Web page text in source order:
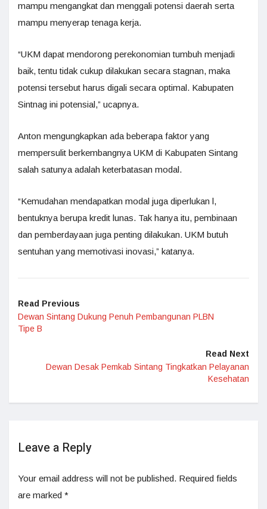
mampu mengangkat dan menggali potensi daerah serta
mampu menyerap tenaga kerja.
“UKM dapat mendorong perekonomian tumbuh menjadi
baik, tentu tidak cukup dilakukan secara stagnan, maka
potensi tersebut harus digali secara optimal. Kabupaten
Sintnag ini potensial,” ucapnya.
Anton mengungkapkan ada beberapa faktor yang
mempersulit berkembangnya UKM di Kabupaten Sintang
salah satunya adalah keterbatasan modal.
“Kemudahan mendapatkan modal juga diperlukan l,
bentuknya berupa kredit lunas. Tak hanya itu, pembinaan
dan pemberdayaan juga penting dilakukan. UKM butuh
sentuhan yang memotivasi inovasi,” katanya.
Read Previous
Dewan Sintang Dukung Penuh Pembangunan PLBN
Tipe B
Read Next
Dewan Desak Pemkab Sintang Tingkatkan Pelayanan
Kesehatan
Leave a Reply
Your email address will not be published. Required fields
are marked *